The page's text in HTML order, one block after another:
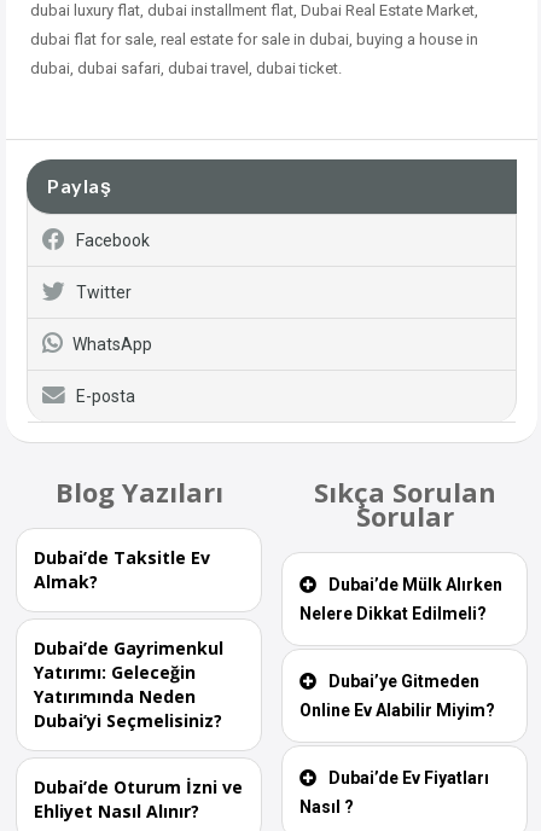
dubai luxury flat, dubai installment flat, Dubai Real Estate Market,
dubai flat for sale, real estate for sale in dubai, buying a house in
dubai, dubai safari, dubai travel, dubai ticket.
Paylaş
Facebook
Twitter
WhatsApp
E-posta
Blog Yazıları
Dubai’de Taksitle Ev
Almak?
Dubai’de Gayrimenkul
Yatırımı: Geleceğin
Yatırımında Neden
Dubai’yi Seçmelisiniz?
Dubai’de Oturum İzni ve
Ehliyet Nasıl Alınır?
Sıkça Sorulan
Sorular
Dubai’de Mülk Alırken
Nelere Dikkat Edilmeli?
Dubai’ye Gitmeden
Online Ev Alabilir Miyim?
Dubai’de Ev Fiyatları
Nasıl ?